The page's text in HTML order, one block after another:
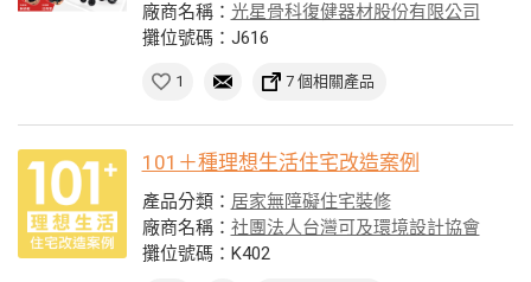
廠商名稱： 光星骨科復健器材股份有限公司
攤位號碼：J616
1 7 個相關產品
101＋種理想生活住宅改造案例
產品分類： 居家無障礙住宅裝修
廠商名稱： 社團法人台灣可及環境設計協會
攤位號碼：K402